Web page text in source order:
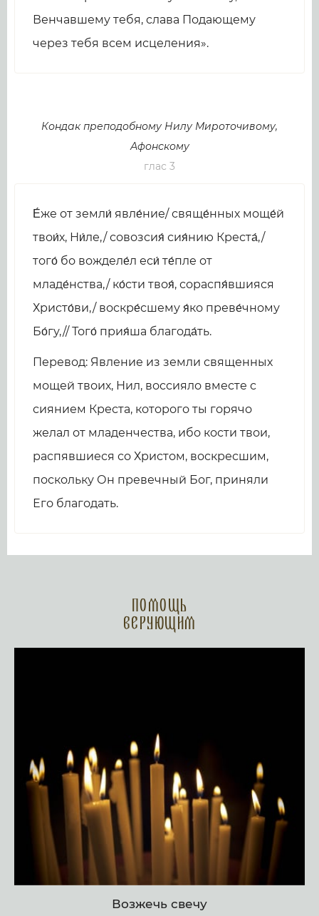
Венчавшему тебя, слава Подающему
через тебя всем исцеления».
Кондак преподобному Нилу Мироточивому,
Афонскому
глас 3
Е́же от земли́ явле́ние/ свяще́нных моще́й
твои́х, Ни́ле,/ совозсия́ сия́нию Креста́,/
того́ бо вожделе́л еси́ те́пле от
младе́нства,/ ко́сти твоя́, сораспя́вшияся
Христо́ви,/ воскре́сшему я́ко преве́чному
Бо́гу,// Того́ прия́ша благода́ть.
Перевод: Явление из земли священных
мощей твоих, Нил, воссияло вместе с
сиянием Креста, которого ты горячо
желал от младенчества, ибо кости твои,
распявшиеся со Христом, воскресшим,
поскольку Он превечный Бог, приняли
Его благодать.
Помощь
верующим
Возжечь свечу